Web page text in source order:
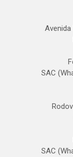
Avenida
SAC
SAC